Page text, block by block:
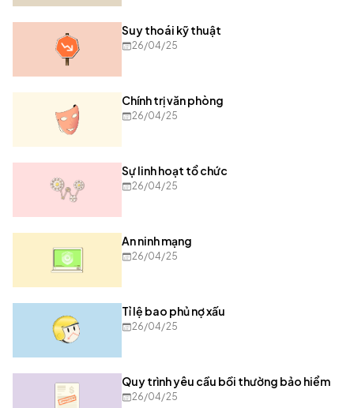
Suy thoái kỹ thuật
26/04/25
Chính trị văn phòng
26/04/25
Sự linh hoạt tổ chức
26/04/25
An ninh mạng
26/04/25
Tỉ lệ bao phủ nợ xấu
26/04/25
Quy trình yêu cầu bồi thường bảo hiểm
26/04/25